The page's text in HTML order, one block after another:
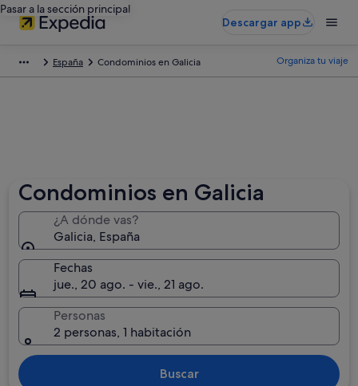
Pasar a la sección principal
Descargar app
España Condominios en Galicia Organiza tu viaje
Condominios en Galicia
¿A dónde vas?
Galicia, España
Fechas
jue., 20 ago. - vie., 21 ago.
Personas
2 personas, 1 habitación
Buscar